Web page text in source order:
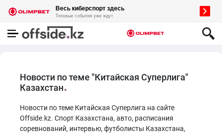
Новости по теме "Китайская Суперлига"
Казахстан
Новости по теме Китайская Суперлига на сайте
Offside.kz. Спорт Казахстана, авто, расписания
соревнований, интервью, футболисты Казахстана,